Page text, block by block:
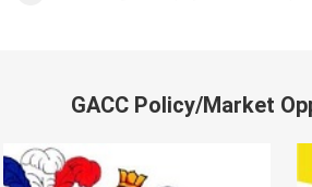
GACC Policy/Market